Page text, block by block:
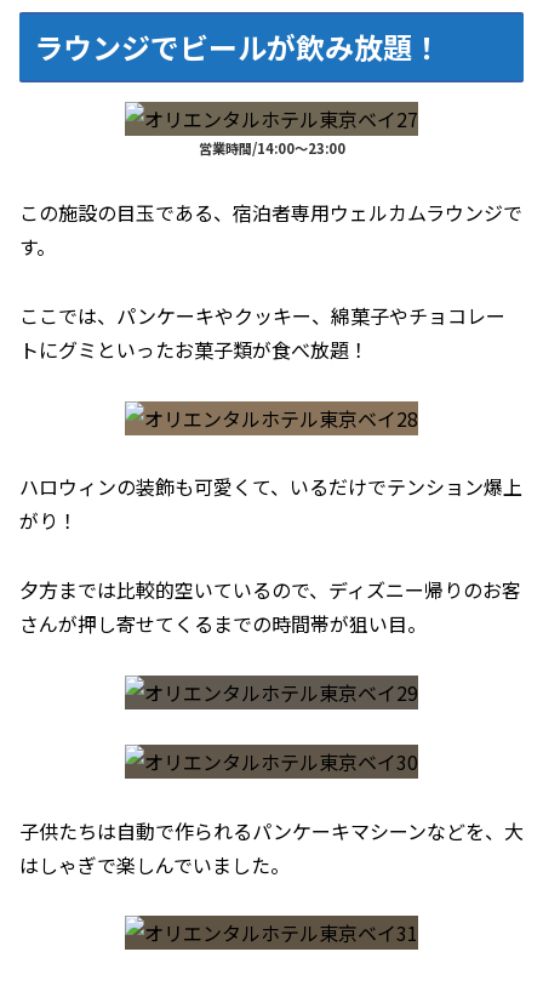
ラウンジでビールが飲み放題！
営業時間/14:00～23:00
この施設の目玉である、宿泊者専用ウェルカムラウンジで
す。
ここでは、パンケーキやクッキー、綿菓子やチョコレー
トにグミといったお菓子類が食べ放題！
ハロウィンの装飾も可愛くて、いるだけでテンション爆上
がり！
夕方までは比較的空いているので、ディズニー帰りのお客
さんが押し寄せてくるまでの時間帯が狙い目。
子供たちは自動で作られるパンケーキマシーンなどを、大
はしゃぎで楽しんでいました。